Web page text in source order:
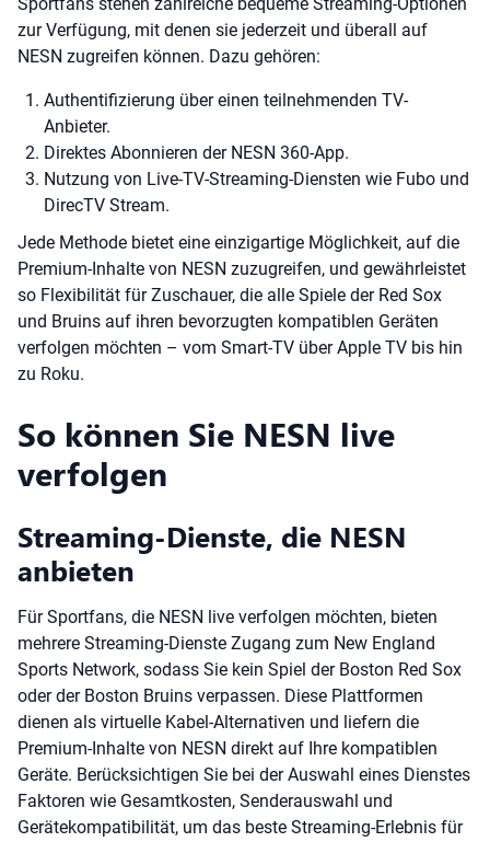
zur Verfügung, mit denen sie jederzeit und überall auf
NESN zugreifen können. Dazu gehören:
Authentifizierung über einen teilnehmenden TV-
Anbieter.
Direktes Abonnieren der NESN 360-App.
Nutzung von Live-TV-Streaming-Diensten wie Fubo und
DirecTV Stream.
Jede Methode bietet eine einzigartige Möglichkeit, auf die
Premium-Inhalte von NESN zuzugreifen, und gewährleistet
so Flexibilität für Zuschauer, die alle Spiele der Red Sox
und Bruins auf ihren bevorzugten kompatiblen Geräten
verfolgen möchten – vom Smart-TV über Apple TV bis hin
zu Roku.
So können Sie NESN live
verfolgen
Streaming-Dienste, die NESN
anbieten
Für Sportfans, die NESN live verfolgen möchten, bieten
mehrere Streaming-Dienste Zugang zum New England
Sports Network, sodass Sie kein Spiel der Boston Red Sox
oder der Boston Bruins verpassen. Diese Plattformen
dienen als virtuelle Kabel-Alternativen und liefern die
Premium-Inhalte von NESN direkt auf Ihre kompatiblen
Geräte. Berücksichtigen Sie bei der Auswahl eines Dienstes
Faktoren wie Gesamtkosten, Senderauswahl und
Gerätekompatibilität, um das beste Streaming-Erlebnis für